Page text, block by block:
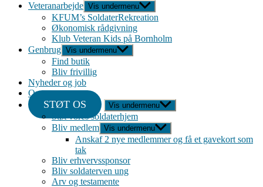
Veteranarbejde Vis undermenu
KFUM’s SoldaterRekreation
Økonomisk rådgivning
Klub Veteran Kids på Bornholm
Genbrug Vis undermenu
Find butik
Bliv frivillig
Nyheder og job
Om
STØT OS Vis undermenu
Støt vores soldaterhjem
Bliv medlem Vis undermenu
Anskaf 2 nye medlemmer og få et gavekort som
tak
Bliv erhvervssponsor
Bliv soldaterven ung
Arv og testamente